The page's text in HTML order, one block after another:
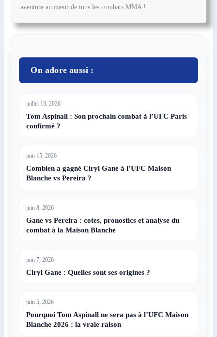
aventure au coeur de tous les combats MMA !
On adore aussi :
juillet 13, 2026
Tom Aspinall : Son prochain combat à l’UFC Paris
confirmé ?
juin 15, 2026
Combien a gagné Ciryl Gane à l’UFC Maison
Blanche vs Pereira ?
juin 8, 2026
Gane vs Pereira : cotes, pronostics et analyse du
combat à la Maison Blanche
juin 7, 2026
Ciryl Gane : Quelles sont ses origines ?
juin 5, 2026
Pourquoi Tom Aspinall ne sera pas à l’UFC Maison
Blanche 2026 : la vraie raison